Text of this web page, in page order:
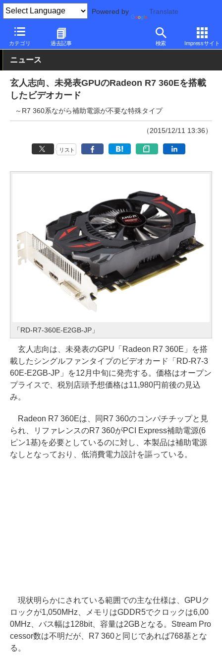
Powered by Translate
カテゴリ 過去記事 検索 Impressサイト
PC Watch 半導体/周辺機器
ニュース
玄人志向、未発表GPUのRadeon R7 360Eを搭載
したビデオカード
～R7 360系ながら補助電源が不要な特殊タイプ
（2015/12/11 13:36）
リスト
「RD-R7-360E-E2GB-JP」
玄人志向は、未発表のGPU「Radeon R7 360E」を搭
載したシングルファンタイプのビデオカード「RD-R7-3
60E-E2GB-JP」を12月中旬に発売する。価格はオープン
プライスで、税別店頭予想価格は11,980円前後の見込
み。
Radeon R7 360Eは、同R7 360のコンパチチップと見
られ、リファレンスのR7 360がPCI Express補助電源(6
ピン1基)を必要としているのに対し、本製品は補助電源
なしとなっており、低消費電力設計を謳っている。
現状明らかにされている範囲での主な仕様は、GPUク
ロックが1,050MHz、メモリはGDDR5でクロックは6,00
0MHz、バス幅は128bit、容量は2GBとなる。Stream Pro
cessor数は不明だが、R7 360と同じであれば768基とな
る。